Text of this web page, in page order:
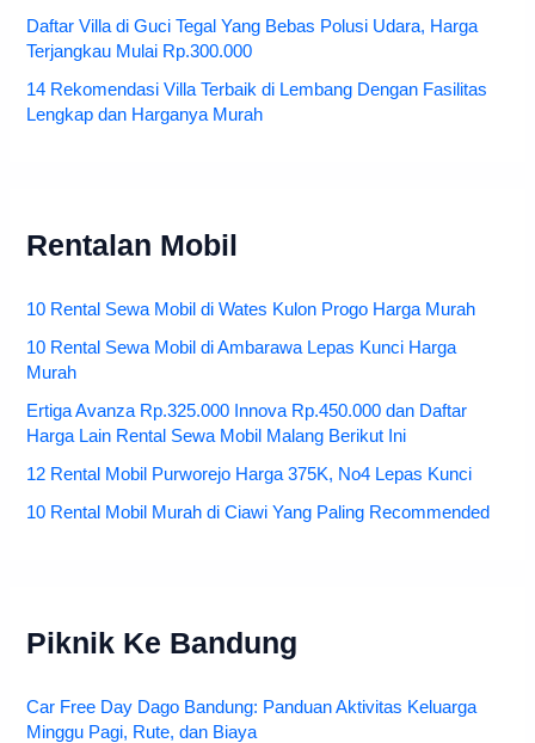
Daftar Villa di Guci Tegal Yang Bebas Polusi Udara, Harga
Terjangkau Mulai Rp.300.000
14 Rekomendasi Villa Terbaik di Lembang Dengan Fasilitas
Lengkap dan Harganya Murah
Rentalan Mobil
10 Rental Sewa Mobil di Wates Kulon Progo Harga Murah
10 Rental Sewa Mobil di Ambarawa Lepas Kunci Harga
Murah
Ertiga Avanza Rp.325.000 Innova Rp.450.000 dan Daftar
Harga Lain Rental Sewa Mobil Malang Berikut Ini
12 Rental Mobil Purworejo Harga 375K, No4 Lepas Kunci
10 Rental Mobil Murah di Ciawi Yang Paling Recommended
Piknik Ke Bandung
Car Free Day Dago Bandung: Panduan Aktivitas Keluarga
Minggu Pagi, Rute, dan Biaya